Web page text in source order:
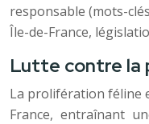
responsable (mots-
Île-de-France,
Lutte contre la
La prolifération féline
France, entraînant